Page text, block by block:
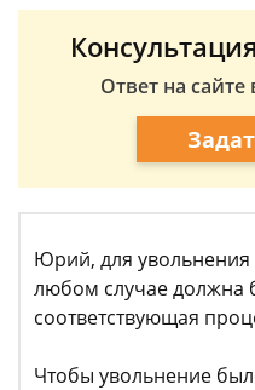
Ответ на
Юрий, для
любом случае должна
соответствующая
Чтобы увольнение